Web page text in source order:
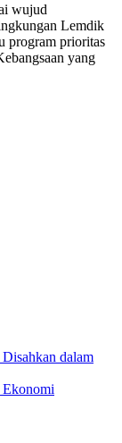
wujud
Lemdik
program prioritas
yang
dalam